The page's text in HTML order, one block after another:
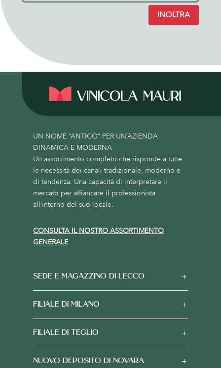
INOLTRA
UN NOME “ANTICO” PER UN’AZIENDA
DINAMICA E MODERNA
Un assortimento completo che risponde a tutte
le necessità dei canali tradizionale, moderno e
di tendenza. Una capacità di interpretare il
mercato per affiancare il professionista
all’interno del suo locale.
CONSULTA IL NOSTRO ASSORTIMENTO
GENERALE
SEDE E MAGAZZINO DI LECCO
FILIALE DI MILANO
FILIALE DI TEGLIO
NUOVO DEPOSITO DI NOVARA